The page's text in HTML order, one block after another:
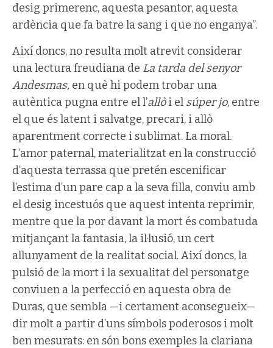
desig primerenc, aquesta pesantor, aquesta
ardència que fa batre la sang i que no enganya”.
Així doncs, no resulta molt atrevit considerar
una lectura freudiana de La tarda del senyor
Andesmas, en què hi podem trobar una
autèntica pugna entre el l’allòi el súper jo, entre
el que és latent i salvatge, precari, i allò
aparentment correcte i sublimat. La moral.
L’amor paternal, materialitzat en la construcció
d’aquesta terrassa que pretén escenificar
l’estima d’un pare cap a la seva filla, conviu amb
el desig incestuós que aquest intenta reprimir,
mentre que la por davant la mort és combatuda
mitjançant la fantasia, la il·lusió, un cert
allunyament de la realitat social. Així doncs, la
pulsió de la mort i la sexualitat del personatge
conviuen a la perfecció en aquesta obra de
Duras, que sembla —i certament aconsegueix—
dir molt a partir d’uns símbols poderosos i molt
ben mesurats: en són bons exemples la clariana